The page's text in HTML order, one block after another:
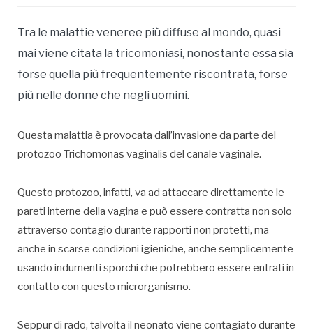
Tra le malattie veneree più diffuse al mondo, quasi
mai viene citata la tricomoniasi, nonostante essa sia
forse quella più frequentemente riscontrata, forse
più nelle donne che negli uomini.
Questa malattia è provocata dall’invasione da parte del
protozoo Trichomonas vaginalis del canale vaginale.
Questo protozoo, infatti, va ad attaccare direttamente le
pareti interne della vagina e può essere contratta non solo
attraverso contagio durante rapporti non protetti, ma
anche in scarse condizioni igieniche, anche semplicemente
usando indumenti sporchi che potrebbero essere entrati in
contatto con questo microrganismo.
Seppur di rado, talvolta il neonato viene contagiato durante